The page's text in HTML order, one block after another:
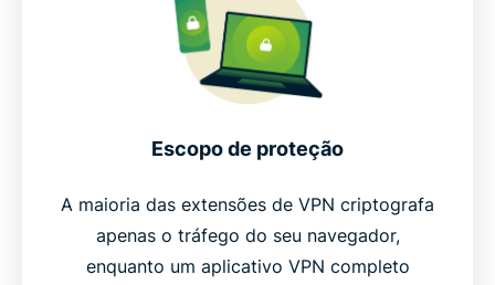
Escopo de proteção
A maioria das extensões de VPN criptografa
apenas o tráfego do seu navegador,
enquanto um aplicativo VPN completo